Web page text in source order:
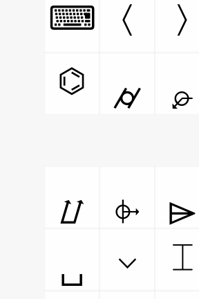
⌨
〈 〉
⌬
⌭ ⌮
⌰ ⌱ ⌲
⌴
⌵ ⌶